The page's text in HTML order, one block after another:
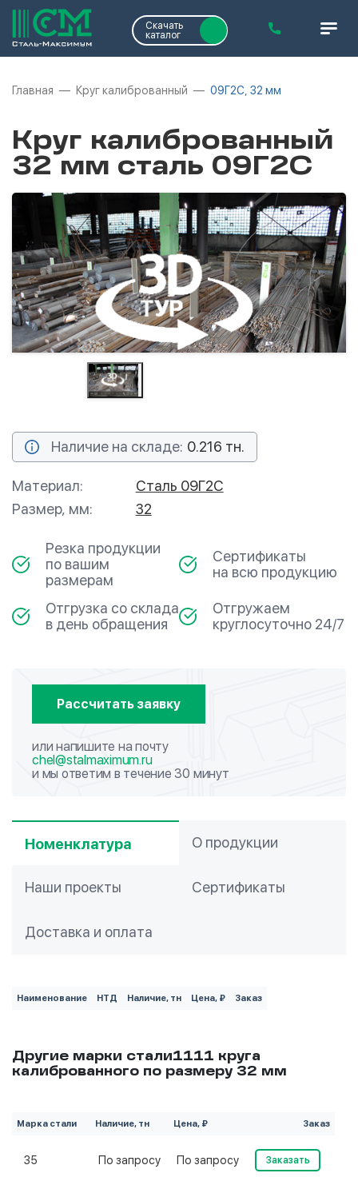
Скачать
каталог
Главная Круг калиброванный 09Г2С, 32 мм
Круг калиброванный
32 мм сталь 09Г2С
Наличие на складе: 0.216 тн.
Материал:
Сталь 09Г2С
Размер, мм:
32
Резка продукции
по вашим
размерам
Сертификаты
на всю продукцию
Отгрузка со склада
в день обращения
Отгружаем
круглосуточно 24/7
Рассчитать заявку
или напишите на почту
chel@stalmaximum.ru
и мы ответим в течение 30 минут
Номенклатура О продукции
Наши проекты Сертификаты
Доставка и оплата
Наименование НТД Наличие, тн Цена, ₽ Заказ
Другие марки стали1111 круга
калиброванного по размеру 32 мм
Марка стали Наличие, тн Цена, ₽ Заказ
35 По запросу По запросу Заказать